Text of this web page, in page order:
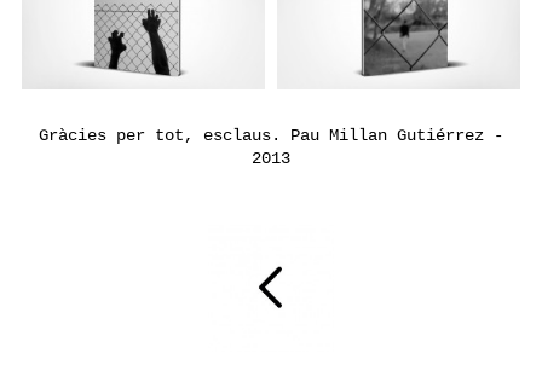
Gràcies per tot, esclaus. Pau Millan Gutiérrez -
2013